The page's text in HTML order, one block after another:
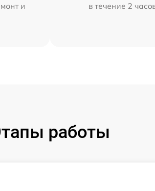
и
в течение 2
работы